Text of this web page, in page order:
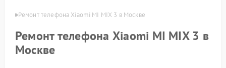
Ремонт телефона Xiaomi MI MIX 3 в Москве
Ремонт телефона Xiaomi MI MIX 3 в
Москве